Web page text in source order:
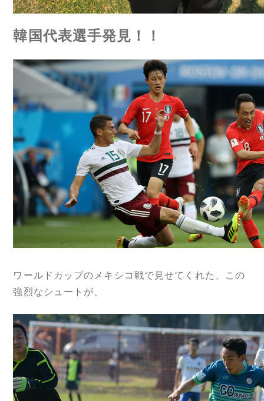
韓国代表選手発見！！
ワールドカップのメキシコ戦で見せてくれた、この
強烈なシュートが、